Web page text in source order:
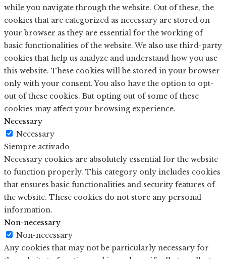
while you navigate through the website. Out of these, the
cookies that are categorized as necessary are stored on
your browser as they are essential for the working of
basic functionalities of the website. We also use third-party
cookies that help us analyze and understand how you use
this website. These cookies will be stored in your browser
only with your consent. You also have the option to opt-
out of these cookies. But opting out of some of these
cookies may affect your browsing experience.
Necessary
Necessary
Siempre activado
Necessary cookies are absolutely essential for the website
to function properly. This category only includes cookies
that ensures basic functionalities and security features of
the website. These cookies do not store any personal
information.
Non-necessary
Non-necessary
Any cookies that may not be particularly necessary for